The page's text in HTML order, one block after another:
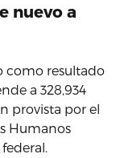
nuevo a
como resultado
a 328,934
provista por el
Humanos